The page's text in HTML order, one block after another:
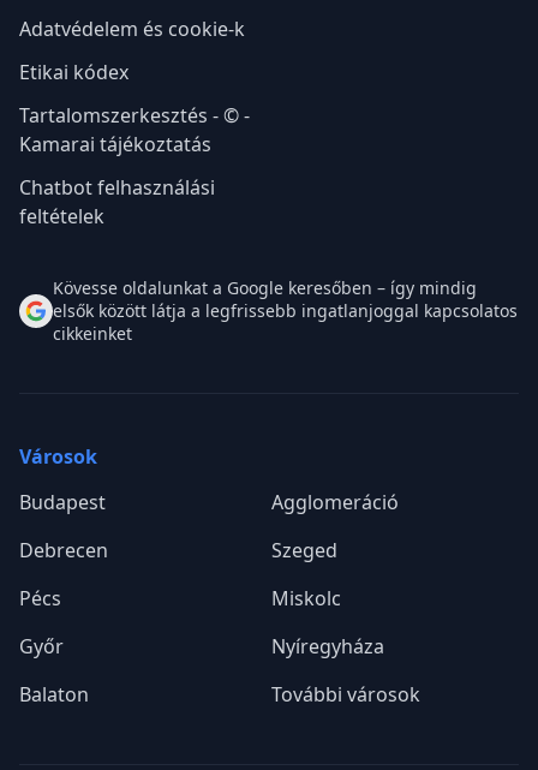
Adatvédelem és cookie-k
Etikai kódex
Tartalomszerkesztés - © -
Kamarai tájékoztatás
Chatbot felhasználási
feltételek
Kövesse oldalunkat a Google keresőben – így mindig
elsők között látja a legfrissebb ingatlanjoggal kapcsolatos
cikkeinket
Városok
Budapest
Agglomeráció
Debrecen
Szeged
Pécs
Miskolc
Győr
Nyíregyháza
Balaton
További városok